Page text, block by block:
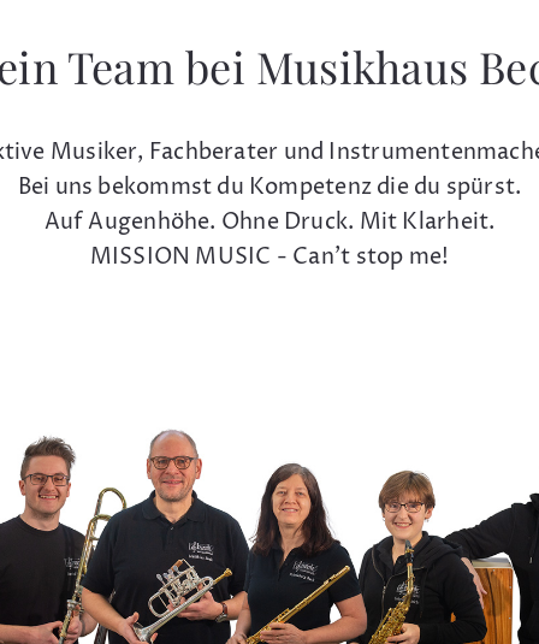
Team bei Musikhaus
Musiker, Fachberater und
Bei uns bekommst du Kompetenz die du spürst.
Auf Augenhöhe. Ohne Druck. Mit Klarheit.
MISSION MUSIC - Can't stop me!